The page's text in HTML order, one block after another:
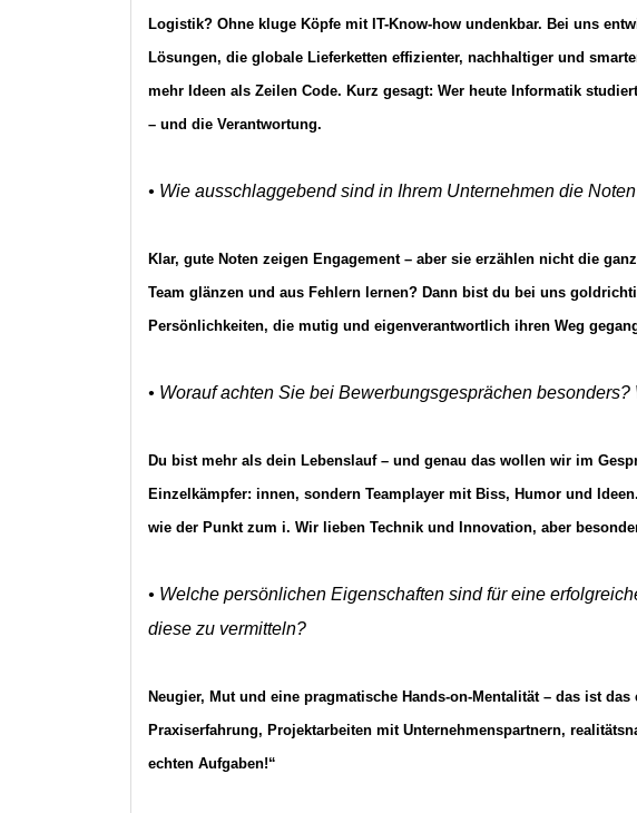
Logistik? Ohne kluge Köpfe mit IT-Know-how undenkbar. Bei uns
Lösungen, die globale Lieferketten effizienter, nachhaltiger und
mehr Ideen als Zeilen Code. Kurz gesagt: Wer heute Informatik
– und die Verantwortung.
• Wie ausschlaggebend sind in Ihrem Unternehmen die
Klar, gute Noten zeigen Engagement – aber sie erzählen nicht die
Team glänzen und aus Fehlern lernen? Dann bist du bei uns
Persönlichkeiten, die mutig und eigenverantwortlich ihren Weg
• Worauf achten Sie bei Bewerbungsgesprächen
Du bist mehr als dein Lebenslauf – und genau das wollen wir im
Einzelkämpfer: innen, sondern Teamplayer mit Biss, Humor und
wie der Punkt zum i. Wir lieben Technik und Innovation, aber
• Welche persönlichen Eigenschaften sind für eine
diese zu vermitteln?
Neugier, Mut und eine pragmatische Hands-on-Mentalität – das ist
Praxiserfahrung, Projektarbeiten mit Unternehmenspartnern,
echten Aufgaben!“